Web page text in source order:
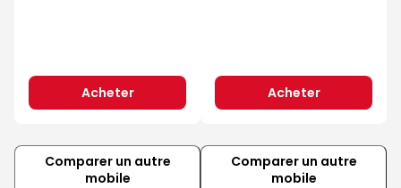
Acheter Acheter
Comparer un autre
mobile
Comparer un autre
mobile